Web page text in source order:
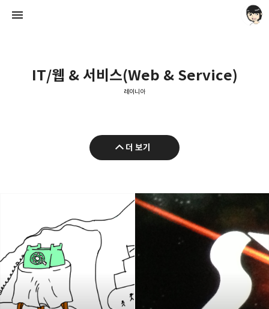
IT/웹 & 서비스(Web & Service)
레이니아
더 보기
레이니아
레이니아